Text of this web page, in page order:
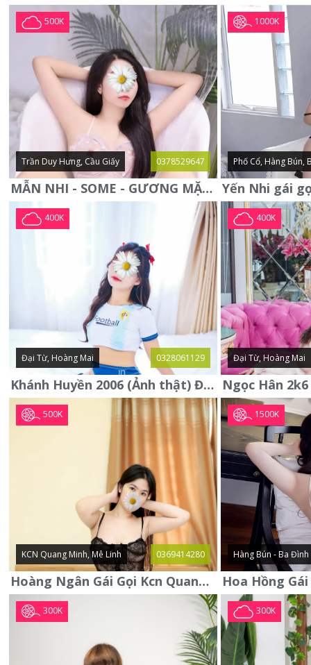
500K
Trần Duy Hưng, Cầu Giấy 0378529647
MẪN NHI - SOME - GƯƠNG MẶT XINH XẮN -CỰC CHIỀU KHÁCH
1000K
Phố Cổ, Hàng Bún,
400K
Đại Từ, Hoàng Mai 0328061129
Khánh Huyền 2006 (Ảnh thật) Đại từ - Hoàng Mai
400K
Đại Từ, Hoàng Mai
500K
KCN Quang Minh, Mê Linh 0369414280
Hoàng Ngân Gái Gọi Kcn Quang Minh - Mê Linh . Hàng Vip Lần Đầu
1500K
Hàng Bún - Ba Đình
300K 300K